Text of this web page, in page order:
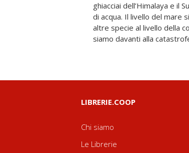
ghiacciai dell’Himalaya e il
di acqua. Il livello del mare
altre specie al livello della
siamo davanti alla
future. Questo libro è il
filosofi del mondo che ci
LIBRERIE.COOP
Chi siamo
Le Librerie